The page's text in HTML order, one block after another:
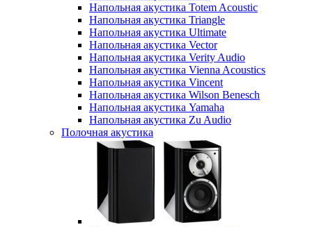
Напольная акустика Totem Acoustic
Напольная акустика Triangle
Напольная акустика Ultimate
Напольная акустика Vector
Напольная акустика Verity Audio
Напольная акустика Vienna Acoustics
Напольная акустика Vincent
Напольная акустика Wilson Benesch
Напольная акустика Yamaha
Напольная акустика Zu Audio
Полочная акустика